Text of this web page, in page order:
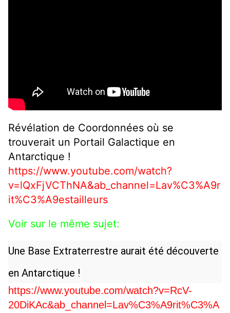
Révélation de Coordonnées où se
trouverait un Portail Galactique en
Antarctique !
https://www.youtube.com/watch?
v=lQxFjVCThNA&ab_channel=Lav%C3%A9r
it%C3%A9estailleurs
Voir sur le même sujet:
Une Base Extraterrestre aurait été découverte
en Antarctique !
https://www.youtube.com/watch?v=RcV-
20DiKAc&ab_channel=Lav%C3%A9rit%C3%A